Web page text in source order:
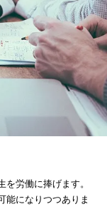
労働に捧げます。
能になりつつありま